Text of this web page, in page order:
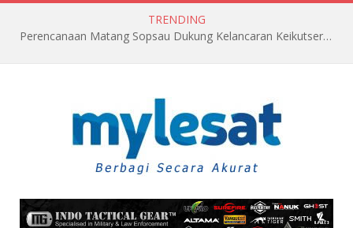
TRENDING
Perencanaan Matang Sopsau Dukung Kelancaran Keikutsertaan TNI AU di Pitch Black 2026